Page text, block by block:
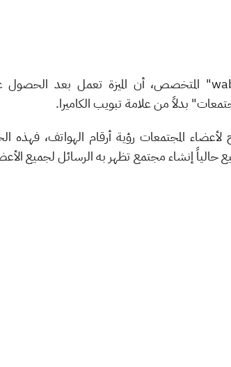
المجتمعات رؤية أرقام الهواتف،
إنشاء مجتمع تظهر به الرسائل لجميع